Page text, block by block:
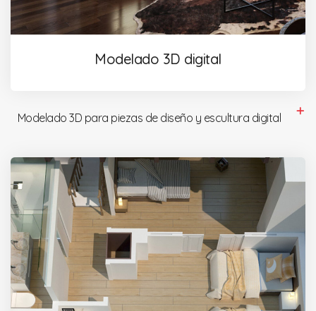
Modelado 3D digital
Modelado 3D para piezas de diseño y escultura digital